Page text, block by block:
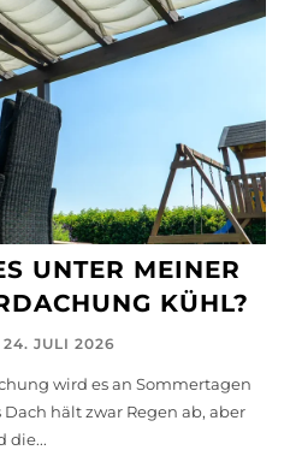
UNTER MEINER
KÜHL?
24. JULI 2026
wird es an Sommertagen
hält zwar Regen ab, aber
die...